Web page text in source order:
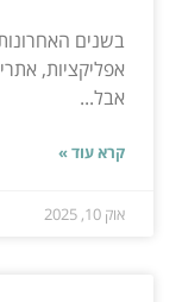
בשנים
אפליקציות,
אבל...
קרא עוד »
אוק 10, 2025